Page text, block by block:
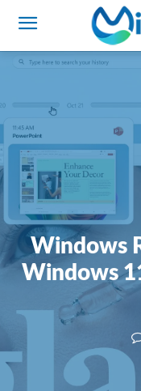
Windows
Windows